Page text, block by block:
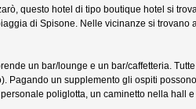
questo hotel di tipo boutique hotel si
di Spisone. Nelle vicinanze si trovano
un bar/lounge e un bar/caffetteria.
Pagando un supplemento gli ospiti
poliglotta, un caminetto nella hall